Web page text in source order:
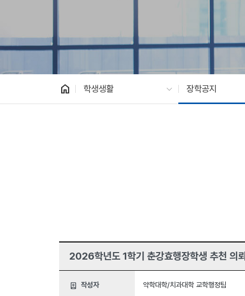
home 학생생활 장학공지
2026학년도 1학기 춘강효행장학생 추천 의뢰
person_book 작성자 약학대학/치과대학 교학행정팀